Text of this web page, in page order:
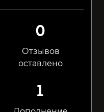
0
Отзывов
оставлено
1